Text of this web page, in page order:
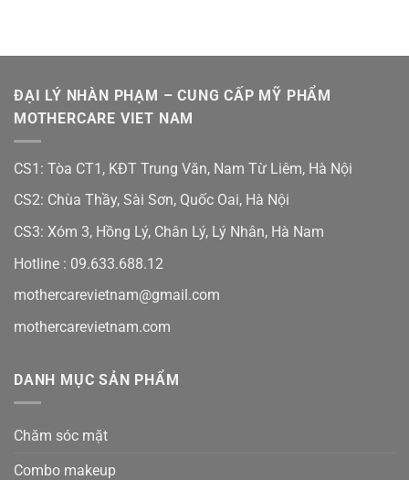
ĐẠI LÝ NHÀN PHẠM – CUNG CẤP MỸ PHẨM
MOTHERCARE VIET NAM
CS1: Tòa CT1, KĐT Trung Văn, Nam Từ Liêm, Hà Nội
CS2: Chùa Thầy, Sài Sơn, Quốc Oai, Hà Nội
CS3: Xóm 3, Hồng Lý, Chân Lý, Lý Nhân, Hà Nam
Hotline : 09.633.688.12
mothercarevietnam@gmail.com
mothercarevietnam.com
DANH MỤC SẢN PHẨM
Chăm sóc mặt
Combo makeup